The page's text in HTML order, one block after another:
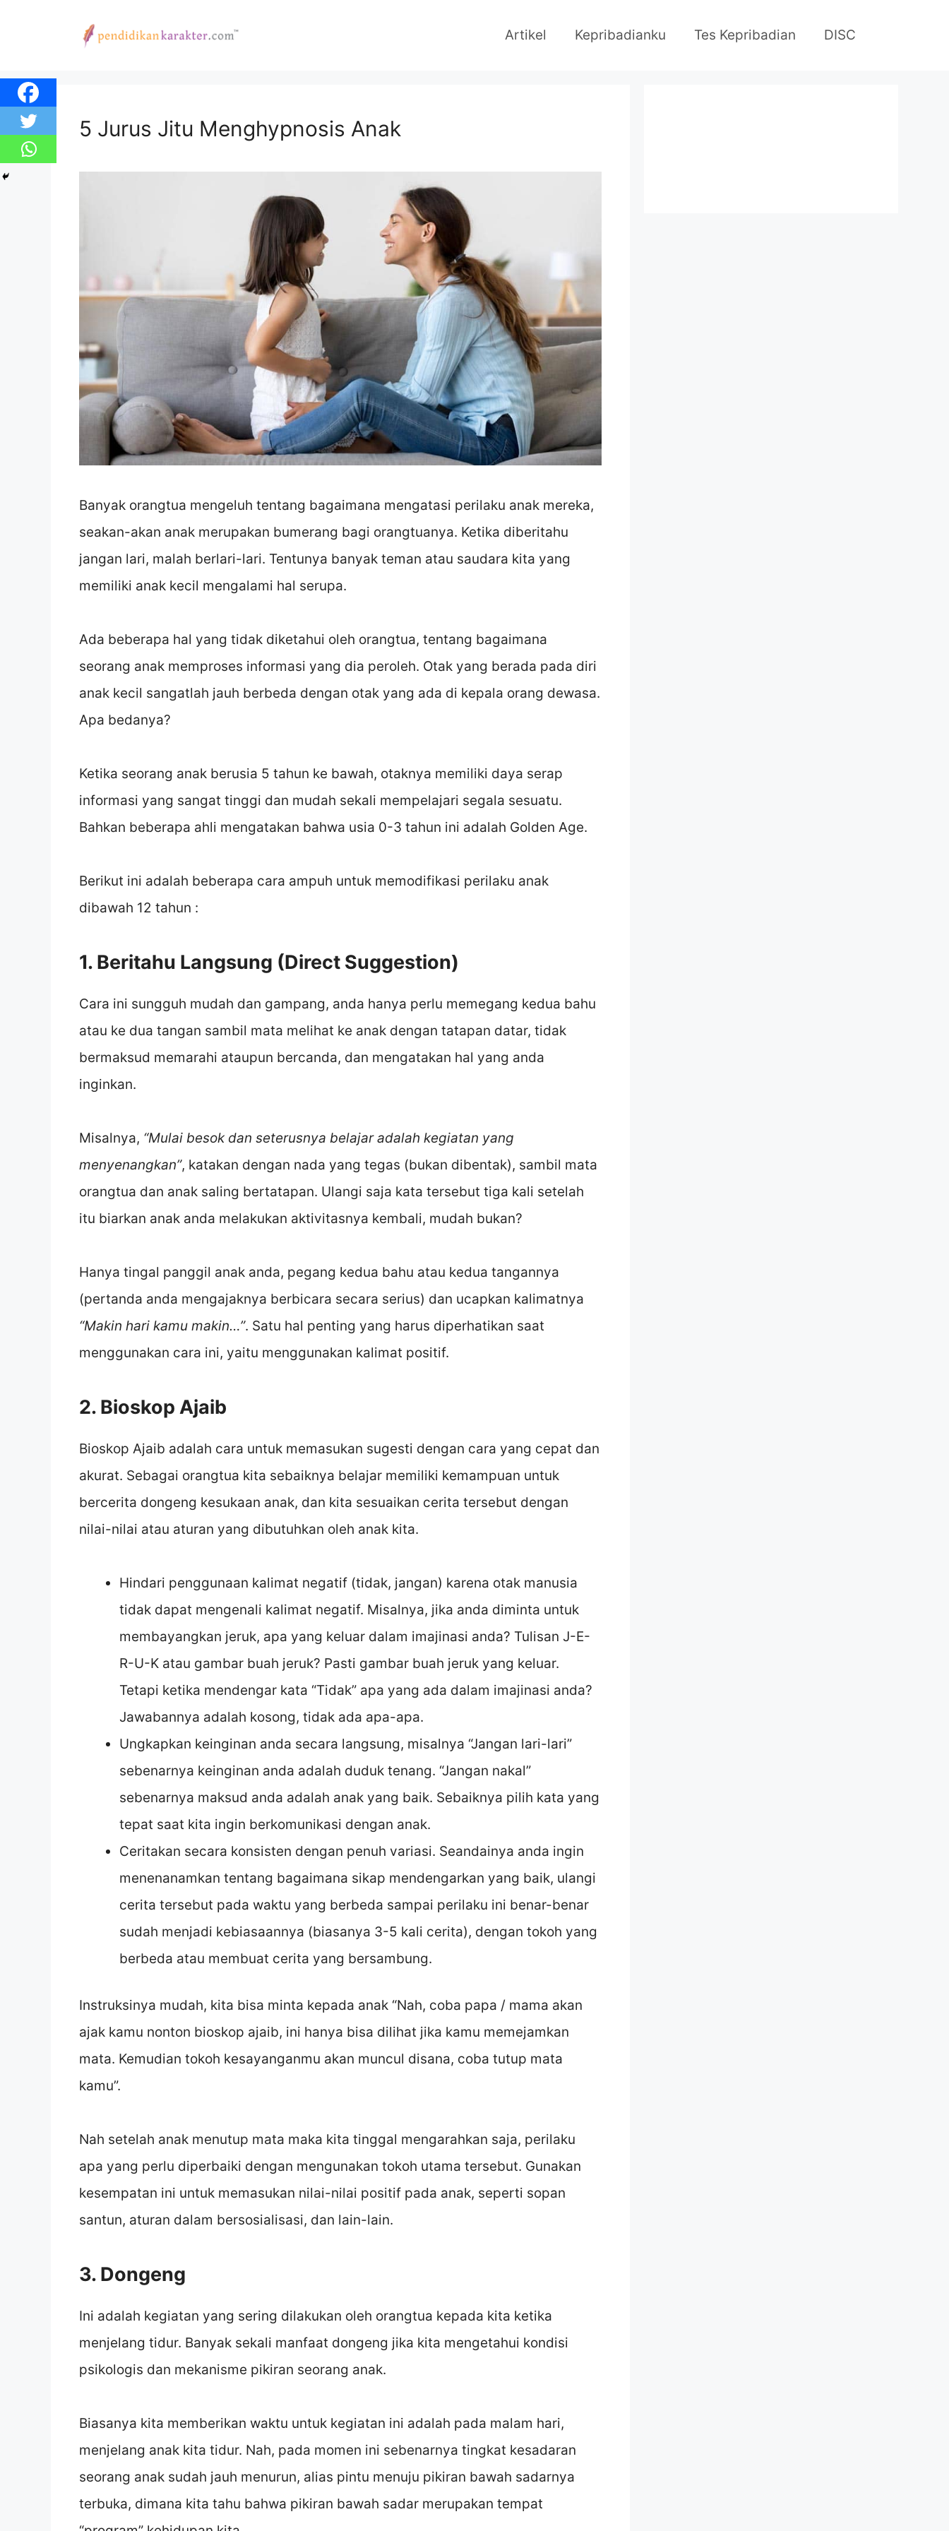
Artikel Kepribadianku Tes Kepribadian DISC
5 Jurus Jitu Menghypnosis Anak
Banyak orangtua mengeluh tentang bagaimana mengatasi perilaku anak mereka,
seakan-akan anak merupakan bumerang bagi orangtuanya. Ketika diberitahu
jangan lari, malah berlari-lari. Tentunya banyak teman atau saudara kita yang
memiliki anak kecil mengalami hal serupa.
Ada beberapa hal yang tidak diketahui oleh orangtua, tentang bagaimana
seorang anak memproses informasi yang dia peroleh. Otak yang berada pada diri
anak kecil sangatlah jauh berbeda dengan otak yang ada di kepala orang dewasa.
Apa bedanya?
Ketika seorang anak berusia 5 tahun ke bawah, otaknya memiliki daya serap
informasi yang sangat tinggi dan mudah sekali mempelajari segala sesuatu.
Bahkan beberapa ahli mengatakan bahwa usia 0-3 tahun ini adalah Golden Age.
Berikut ini adalah beberapa cara ampuh untuk memodifikasi perilaku anak
dibawah 12 tahun :
1. Beritahu Langsung (Direct Suggestion)
Cara ini sungguh mudah dan gampang, anda hanya perlu memegang kedua bahu
atau ke dua tangan sambil mata melihat ke anak dengan tatapan datar, tidak
bermaksud memarahi ataupun bercanda, dan mengatakan hal yang anda
inginkan.
Misalnya, “Mulai besok dan seterusnya belajar adalah kegiatan yang
menyenangkan”, katakan dengan nada yang tegas (bukan dibentak), sambil mata
orangtua dan anak saling bertatapan. Ulangi saja kata tersebut tiga kali setelah
itu biarkan anak anda melakukan aktivitasnya kembali, mudah bukan?
Hanya tingal panggil anak anda, pegang kedua bahu atau kedua tangannya
(pertanda anda mengajaknya berbicara secara serius) dan ucapkan kalimatnya
“Makin hari kamu makin…”. Satu hal penting yang harus diperhatikan saat
menggunakan cara ini, yaitu menggunakan kalimat positif.
2. Bioskop Ajaib
Bioskop Ajaib adalah cara untuk memasukan sugesti dengan cara yang cepat dan
akurat. Sebagai orangtua kita sebaiknya belajar memiliki kemampuan untuk
bercerita dongeng kesukaan anak, dan kita sesuaikan cerita tersebut dengan
nilai-nilai atau aturan yang dibutuhkan oleh anak kita.
Hindari penggunaan kalimat negatif (tidak, jangan) karena otak manusia
tidak dapat mengenali kalimat negatif. Misalnya, jika anda diminta untuk
membayangkan jeruk, apa yang keluar dalam imajinasi anda? Tulisan J-E-
R-U-K atau gambar buah jeruk? Pasti gambar buah jeruk yang keluar.
Tetapi ketika mendengar kata “Tidak” apa yang ada dalam imajinasi anda?
Jawabannya adalah kosong, tidak ada apa-apa.
Ungkapkan keinginan anda secara langsung, misalnya “Jangan lari-lari”
sebenarnya keinginan anda adalah duduk tenang. “Jangan nakal”
sebenarnya maksud anda adalah anak yang baik. Sebaiknya pilih kata yang
tepat saat kita ingin berkomunikasi dengan anak.
Ceritakan secara konsisten dengan penuh variasi. Seandainya anda ingin
menenanamkan tentang bagaimana sikap mendengarkan yang baik, ulangi
cerita tersebut pada waktu yang berbeda sampai perilaku ini benar-benar
sudah menjadi kebiasaannya (biasanya 3-5 kali cerita), dengan tokoh yang
berbeda atau membuat cerita yang bersambung.
Instruksinya mudah, kita bisa minta kepada anak “Nah, coba papa / mama akan
ajak kamu nonton bioskop ajaib, ini hanya bisa dilihat jika kamu memejamkan
mata. Kemudian tokoh kesayanganmu akan muncul disana, coba tutup mata
kamu”.
Nah setelah anak menutup mata maka kita tinggal mengarahkan saja, perilaku
apa yang perlu diperbaiki dengan mengunakan tokoh utama tersebut. Gunakan
kesempatan ini untuk memasukan nilai-nilai positif pada anak, seperti sopan
santun, aturan dalam bersosialisasi, dan lain-lain.
3. Dongeng
Ini adalah kegiatan yang sering dilakukan oleh orangtua kepada kita ketika
menjelang tidur. Banyak sekali manfaat dongeng jika kita mengetahui kondisi
psikologis dan mekanisme pikiran seorang anak.
Biasanya kita memberikan waktu untuk kegiatan ini adalah pada malam hari,
menjelang anak kita tidur. Nah, pada momen ini sebenarnya tingkat kesadaran
seorang anak sudah jauh menurun, alias pintu menuju pikiran bawah sadarnya
terbuka, dimana kita tahu bahwa pikiran bawah sadar merupakan tempat